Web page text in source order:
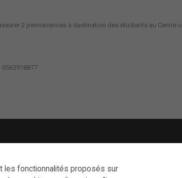
2 permanences à destination des étudiants au Centre
les fonctionnalités proposés sur